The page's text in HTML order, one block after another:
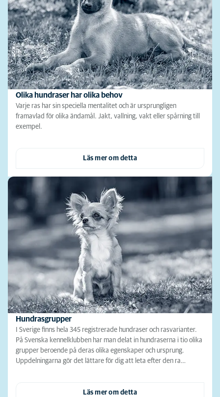
Olika hundraser har olika behov
Varje ras har sin speciella mentalitet och är ursprungligen
framavlad för olika ändamål. Jakt, vallning, vakt eller spårning till
exempel.
Läs mer om detta
Hundrasgrupper
I Sverige finns hela 345 registrerade hundraser och rasvarianter.
På Svenska kennelklubben har man delat in hundraserna i tio olika
grupper beroende på deras olika egenskaper och ursprung.
Uppdelningarna gör det lättare för dig att leta efter den ra…
Läs mer om detta